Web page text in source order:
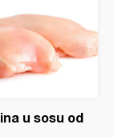
u sosu od